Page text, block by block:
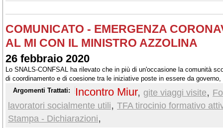
COMUNICATO - EMERGENZA
AL MI CON IL MINISTRO AZZOLINA
26 febbraio 2020
Lo SNALS-CONFSAL ha rilevato che in più di un'occasione la comunità
di coordinamento e di coesione tra le iniziative poste in essere da
CONFSAL ha chiesto anche che siano fornite indicazioni precise sulla
delle modalità di formazione a distanza.
Argomenti Trattati: Incontro Miur, gite viaggi visite,
lavoratori socialmente utili, TFA tirocinio formativo
Stampa - Dichiarazioni,